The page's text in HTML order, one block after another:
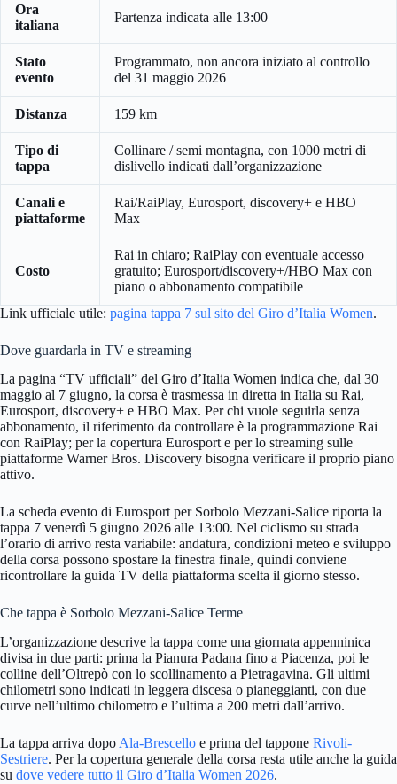
Ora
italiana
Partenza indicata alle 13:00
Stato
evento
Programmato, non ancora iniziato al controllo
del 31 maggio 2026
Distanza 159 km
Tipo di
tappa
Collinare / semi montagna, con 1000 metri di
dislivello indicati dall’organizzazione
Canali e
piattaforme
Rai/RaiPlay, Eurosport, discovery+ e HBO
Max
Costo
Rai in chiaro; RaiPlay con eventuale accesso
gratuito; Eurosport/discovery+/HBO Max con
piano o abbonamento compatibile
Link ufficiale utile: pagina tappa 7 sul sito del Giro d’Italia Women.
Dove guardarla in TV e streaming
La pagina “TV ufficiali” del Giro d’Italia Women indica che, dal 30
maggio al 7 giugno, la corsa è trasmessa in diretta in Italia su Rai,
Eurosport, discovery+ e HBO Max. Per chi vuole seguirla senza
abbonamento, il riferimento da controllare è la programmazione Rai
con RaiPlay; per la copertura Eurosport e per lo streaming sulle
piattaforme Warner Bros. Discovery bisogna verificare il proprio piano
attivo.
La scheda evento di Eurosport per Sorbolo Mezzani-Salice riporta la
tappa 7 venerdì 5 giugno 2026 alle 13:00. Nel ciclismo su strada
l’orario di arrivo resta variabile: andatura, condizioni meteo e sviluppo
della corsa possono spostare la finestra finale, quindi conviene
ricontrollare la guida TV della piattaforma scelta il giorno stesso.
Che tappa è Sorbolo Mezzani-Salice Terme
L’organizzazione descrive la tappa come una giornata appenninica
divisa in due parti: prima la Pianura Padana fino a Piacenza, poi le
colline dell’Oltrepò con lo scollinamento a Pietragavina. Gli ultimi
chilometri sono indicati in leggera discesa o pianeggianti, con due
curve nell’ultimo chilometro e l’ultima a 200 metri dall’arrivo.
La tappa arriva dopo Ala-Brescello e prima del tappone Rivoli-
Sestriere. Per la copertura generale della corsa resta utile anche la guida
su dove vedere tutto il Giro d’Italia Women 2026.